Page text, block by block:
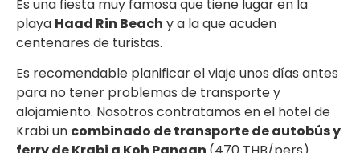
Es una fiesta muy famosa que tiene lugar en la
playa Haad Rin Beach y a la que acuden
centenares de turistas.
Es recomendable planificar el viaje unos días antes
para no tener problemas de transporte y
alojamiento. Nosotros contratamos en el hotel de
Krabi un combinado de transporte de autobús y